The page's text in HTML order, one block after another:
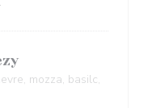
mozza, basilc,